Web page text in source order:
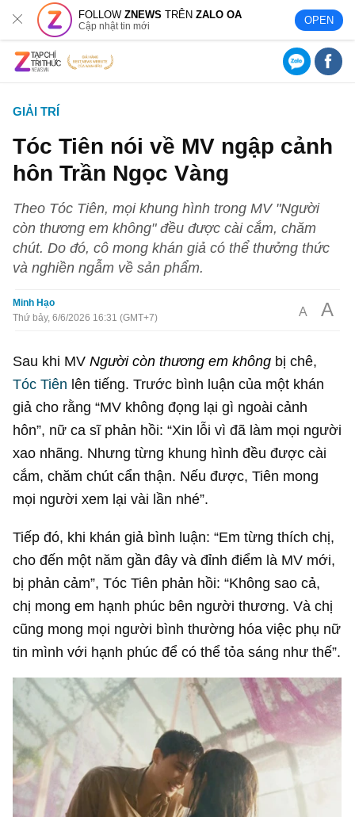
FOLLOWZNEWS TRÊNZALO OA
Cập nhật tin mới OPEN
GIẢI TRÍ
Tóc Tiên nói về MV ngập cảnh
hôn Trần Ngọc Vàng
Theo Tóc Tiên, mọi khung hình trong MV "Người
còn thương em không" đều được cài cắm, chăm
chút. Do đó, cô mong khán giả có thể thưởng thức
và nghiền ngẫm về sản phẩm.
Minh Hạo
Thứ bảy, 6/6/2026 16:31 (GMT+7)
A A
Sau khi MVNgười còn thương em không bị chê,
Tóc Tiên lên tiếng. Trước bình luận của một khán
giả cho rằng “MV không đọng lại gì ngoài cảnh
hôn”, nữ ca sĩ phản hồi: “Xin lỗi vì đã làm mọi người
xao nhãng. Nhưng từng khung hình đều được cài
cắm, chăm chút cẩn thận. Nếu được, Tiên mong
mọi người xem lại vài lần nhé”.
Tiếp đó, khi khán giả bình luận: “Em từng thích chị,
cho đến một năm gần đây và đỉnh điểm là MV mới,
bị phản cảm”, Tóc Tiên phản hồi: “Không sao cả,
chị mong em hạnh phúc bên người thương. Và chị
cũng mong mọi người bình thường hóa việc phụ nữ
tin mình với hạnh phúc để có thể tỏa sáng như thế”.